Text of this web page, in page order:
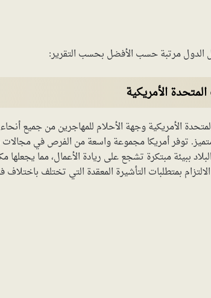
الدول مرتبة حسب الأفضل بحسب التقرير:
الأمريكية وجهة الأحلام للمهاجرين من جميع
توفر أمريكا مجموعة واسعة من الفرص في مجالات
البلاد ببيئة مبتكرة تشجع على ريادة الأعمال، مما
بمتطلبات التأشيرة المعقدة التي تختلف باختلاف